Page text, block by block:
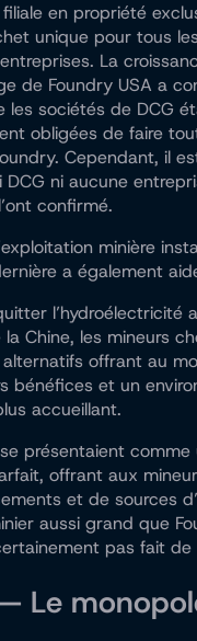
en propriété
unique pour tous
La
de Foundry USA a
les sociétés de DCG
obligées de faire
Cependant, il
ni aucune
confirmé.
minière
a également
l’hydroélectricité
Chine, les mineurs
offrant au
bénéfices et un
accueillant.
présentaient comme
offrant aux
et de sources
aussi grand que
pas fait de
Le